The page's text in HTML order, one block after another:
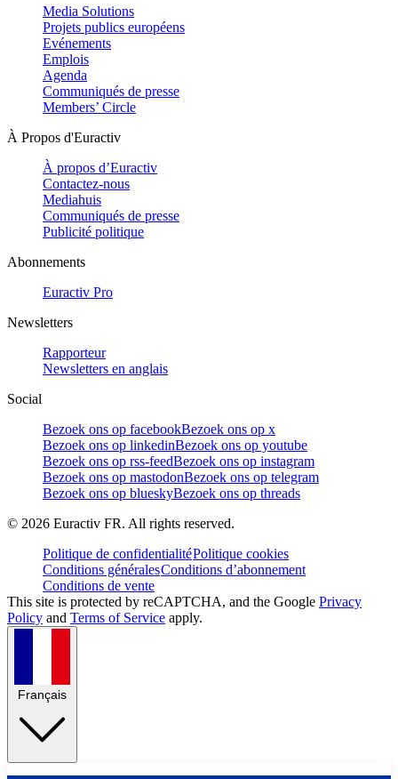
Media Solutions
Projets publics européens
Evénements
Emplois
Agenda
Communiqués de presse
Members’ Circle
À Propos d'Euractiv
À propos d’Euractiv
Contactez-nous
Mediahuis
Communiqués de presse
Publicité politique
Abonnements
Euractiv Pro
Newsletters
Rapporteur
Newsletters en anglais
Social
Bezoek ons op facebookBezoek ons op x
Bezoek ons op linkedinBezoek ons op youtube
Bezoek ons op rss-feedBezoek ons op instagram
Bezoek ons op mastodonBezoek ons op telegram
Bezoek ons op blueskyBezoek ons op threads
© 2026 Euractiv FR. All rights reserved.
Politique de confidentialitéPolitique cookies
Conditions généralesConditions d’abonnement
Conditions de vente
This site is protected by reCAPTCHA, and the Google Privacy
Policy and Terms of Service apply.
Français